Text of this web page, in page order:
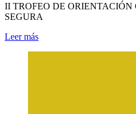
II TROFEO DE
SEGURA
Leer más